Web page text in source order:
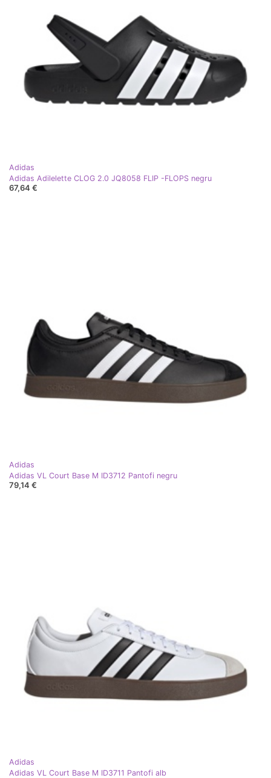
Adidas
Adidas Adilelette CLOG 2.0 JQ8058 FLIP -FLOPS negru
67,64 €
Adidas
Adidas VL Court Base M ID3712 Pantofi negru
79,14 €
Adidas
Adidas VL Court Base M ID3711 Pantofi alb